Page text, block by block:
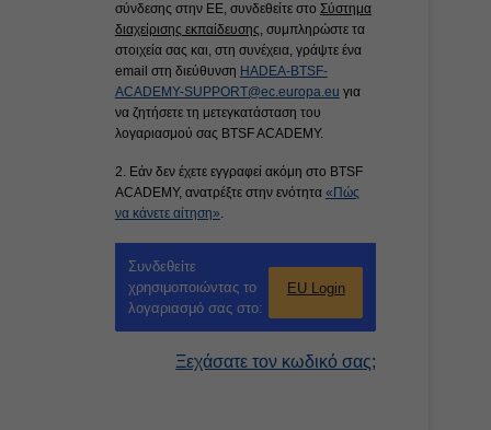
σύνδεσης στην ΕΕ, συνδεθείτε στο Σύστημα
διαχείρισης εκπαίδευσης, συμπληρώστε τα
στοιχεία σας και, στη συνέχεια, γράψτε ένα
email στη διεύθυνση HADEA-BTSF-
ACADEMY-SUPPORT@ec.europa.eu για
να ζητήσετε τη μετεγκατάσταση του
λογαριασμού σας BTSF ACADEMY.
2. Εάν δεν έχετε εγγραφεί ακόμη στο BTSF
ACADEMY, ανατρέξτε στην ενότητα «Πώς
να κάνετε αίτηση».
Συνδεθείτε
χρησιμοποιώντας το
λογαριασμό σας στο:
EU Login
Ξεχάσατε τον κωδικό σας;